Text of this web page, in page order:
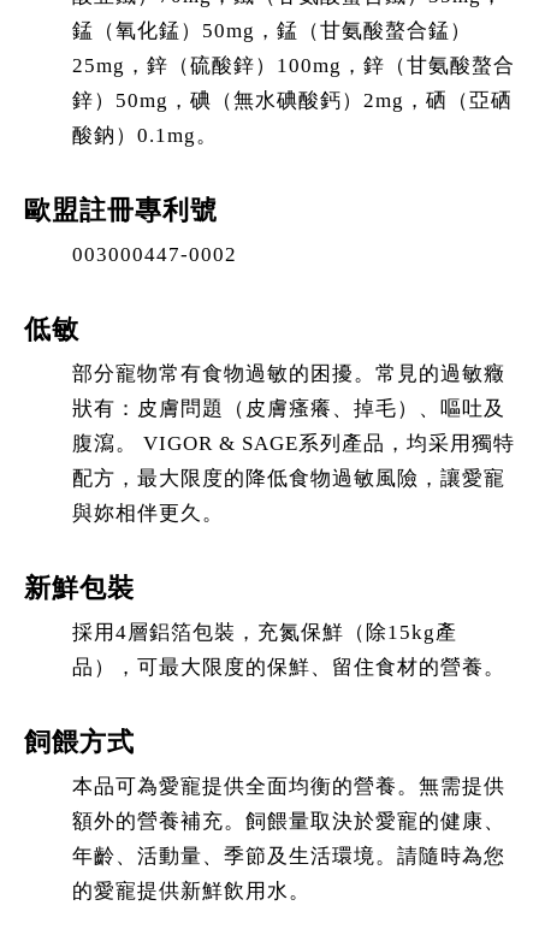
錳（氧化錳）50mg，錳（甘氨酸螯合錳）
25mg，鋅（硫酸鋅）100mg，鋅（甘氨酸螯合
鋅）50mg，碘（無水碘酸鈣）2mg，硒（亞硒
酸鈉）0.1mg。
歐盟註冊專利號
003000447-0002
低敏
部分寵物常有食物過敏的困擾。常見的過敏癥
狀有：皮膚問題（皮膚瘙癢、掉毛）、嘔吐及
腹瀉。 VIGOR & SAGE系列產品，均采用獨特
配方，最大限度的降低食物過敏風險，讓愛寵
與妳相伴更久。
新鮮包裝
採用4層鋁箔包裝，充氮保鮮（除15kg產
品），可最大限度的保鮮、留住食材的營養。
飼餵方式
本品可為愛寵提供全面均衡的營養。無需提供
額外的營養補充。飼餵量取決於愛寵的健康、
年齡、活動量、季節及生活環境。請隨時為您
的愛寵提供新鮮飲用水。